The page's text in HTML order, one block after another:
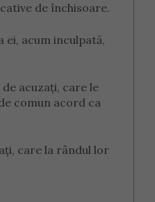
de închisoare.
ei, acum inculpată,
acuzați, care le
comun acord ca
care la rândul lor